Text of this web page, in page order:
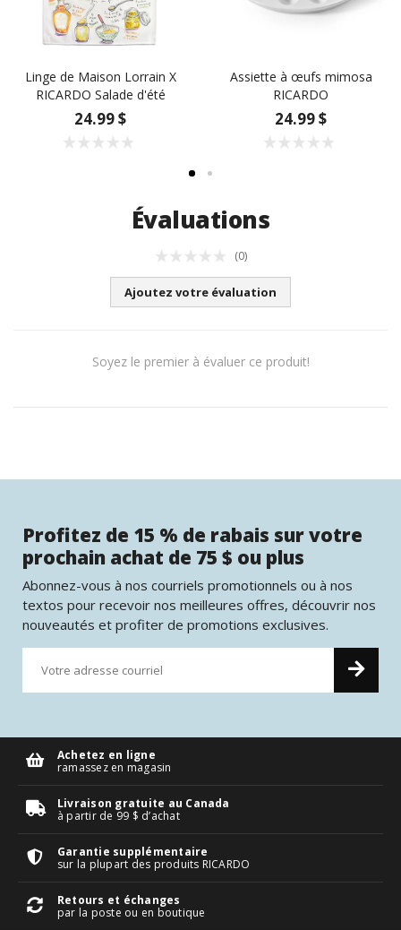
Linge de Maison Lorrain X
RICARDO Salade d'été
24.99 $
Assiette à œufs mimosa
RICARDO
24.99 $
Évaluations
(0)
Ajoutez votre évaluation
Soyez le premier à évaluer ce produit!
Profitez de 15 % de rabais sur votre
prochain achat de 75 $ ou plus
Abonnez-vous à nos courriels promotionnels ou à nos
textos pour recevoir nos meilleures offres, découvrir nos
nouveautés et profiter de promotions exclusives.
Achetez en ligne
ramassez en magasin
Livraison gratuite au Canada
à partir de 99 $ d’achat
Garantie supplémentaire
sur la plupart des produits RICARDO
Retours et échanges
par la poste ou en boutique